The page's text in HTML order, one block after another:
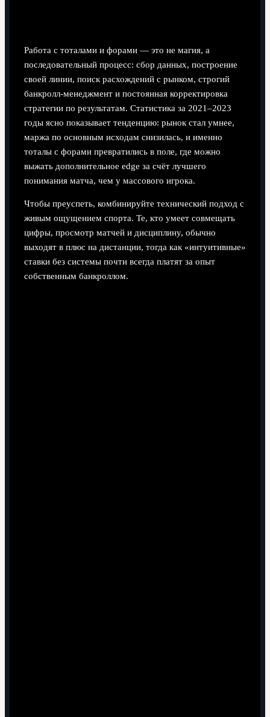
Работа с тоталами и форами — это не магия, а
последовательный процесс: сбор данных, построение
своей линии, поиск расхождений с рынком, строгий
банкролл‑менеджмент и постоянная корректировка
стратегии по результатам. Статистика за 2021–2023
годы ясно показывает тенденцию: рынок стал умнее,
маржа по основным исходам снизилась, и именно
тоталы с форами превратились в поле, где можно
выжать дополнительное edge за счёт лучшего
понимания матча, чем у массового игрока.
Чтобы преуспеть, комбинируйте технический подход с
живым ощущением спорта. Те, кто умеет совмещать
цифры, просмотр матчей и дисциплину, обычно
выходят в плюс на дистанции, тогда как «интуитивные»
ставки без системы почти всегда платят за опыт
собственным банкроллом.